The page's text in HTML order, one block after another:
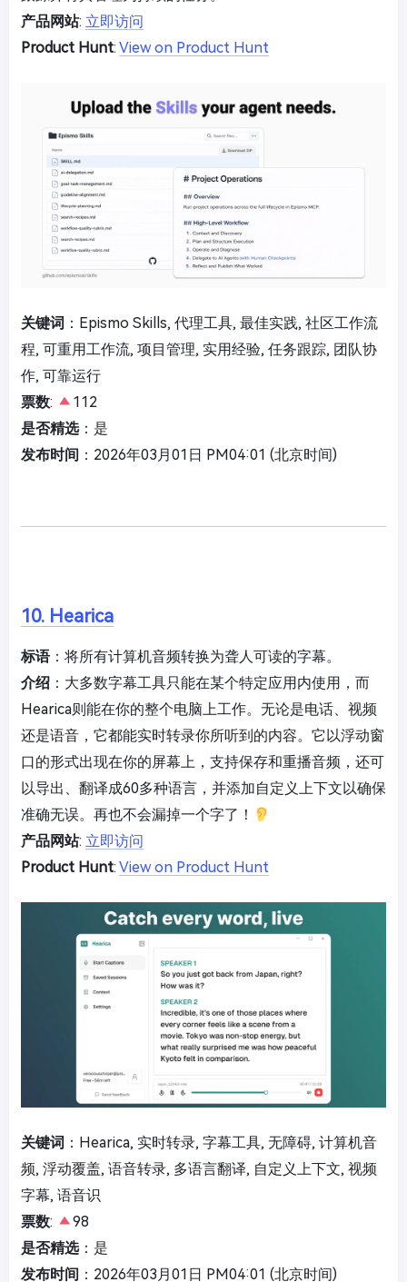
产品网站: 立即访问
Product Hunt: View on Product Hunt
关键词 ：Epismo Skills, 代理工具, 最佳实践, 社区工作流
程, 可重用工作流, 项目管理, 实用经验, 任务跟踪, 团队协
作, 可靠运行
票数:
112
是否精选：是
发布时间 ：2026年03月01日 PM04:01 (北京时间)
10. Hearica
标语：将所有计算机音频转换为聋人可读的字幕。
介绍 ：大多数字幕工具只能在某个特定应用内使用，而
Hearica则能在你的整个电脑上工作。无论是电话、视频
还是语音，它都能实时转录你所听到的内容。它以浮动窗
口的形式出现在你的屏幕上，支持保存和重播音频，还可
以导出、翻译成60多种语言，并添加自定义上下文以确保
准确无误。再也不会漏掉一个字了！
产品网站: 立即访问
Product Hunt: View on Product Hunt
关键词 ：Hearica, 实时转录, 字幕工具, 无障碍, 计算机音
频, 浮动覆盖, 语音转录, 多语言翻译, 自定义上下文, 视频
字幕, 语音识
票数:
98
是否精选：是
发布时间 ：2026年03月01日 PM04:01 (北京时间)